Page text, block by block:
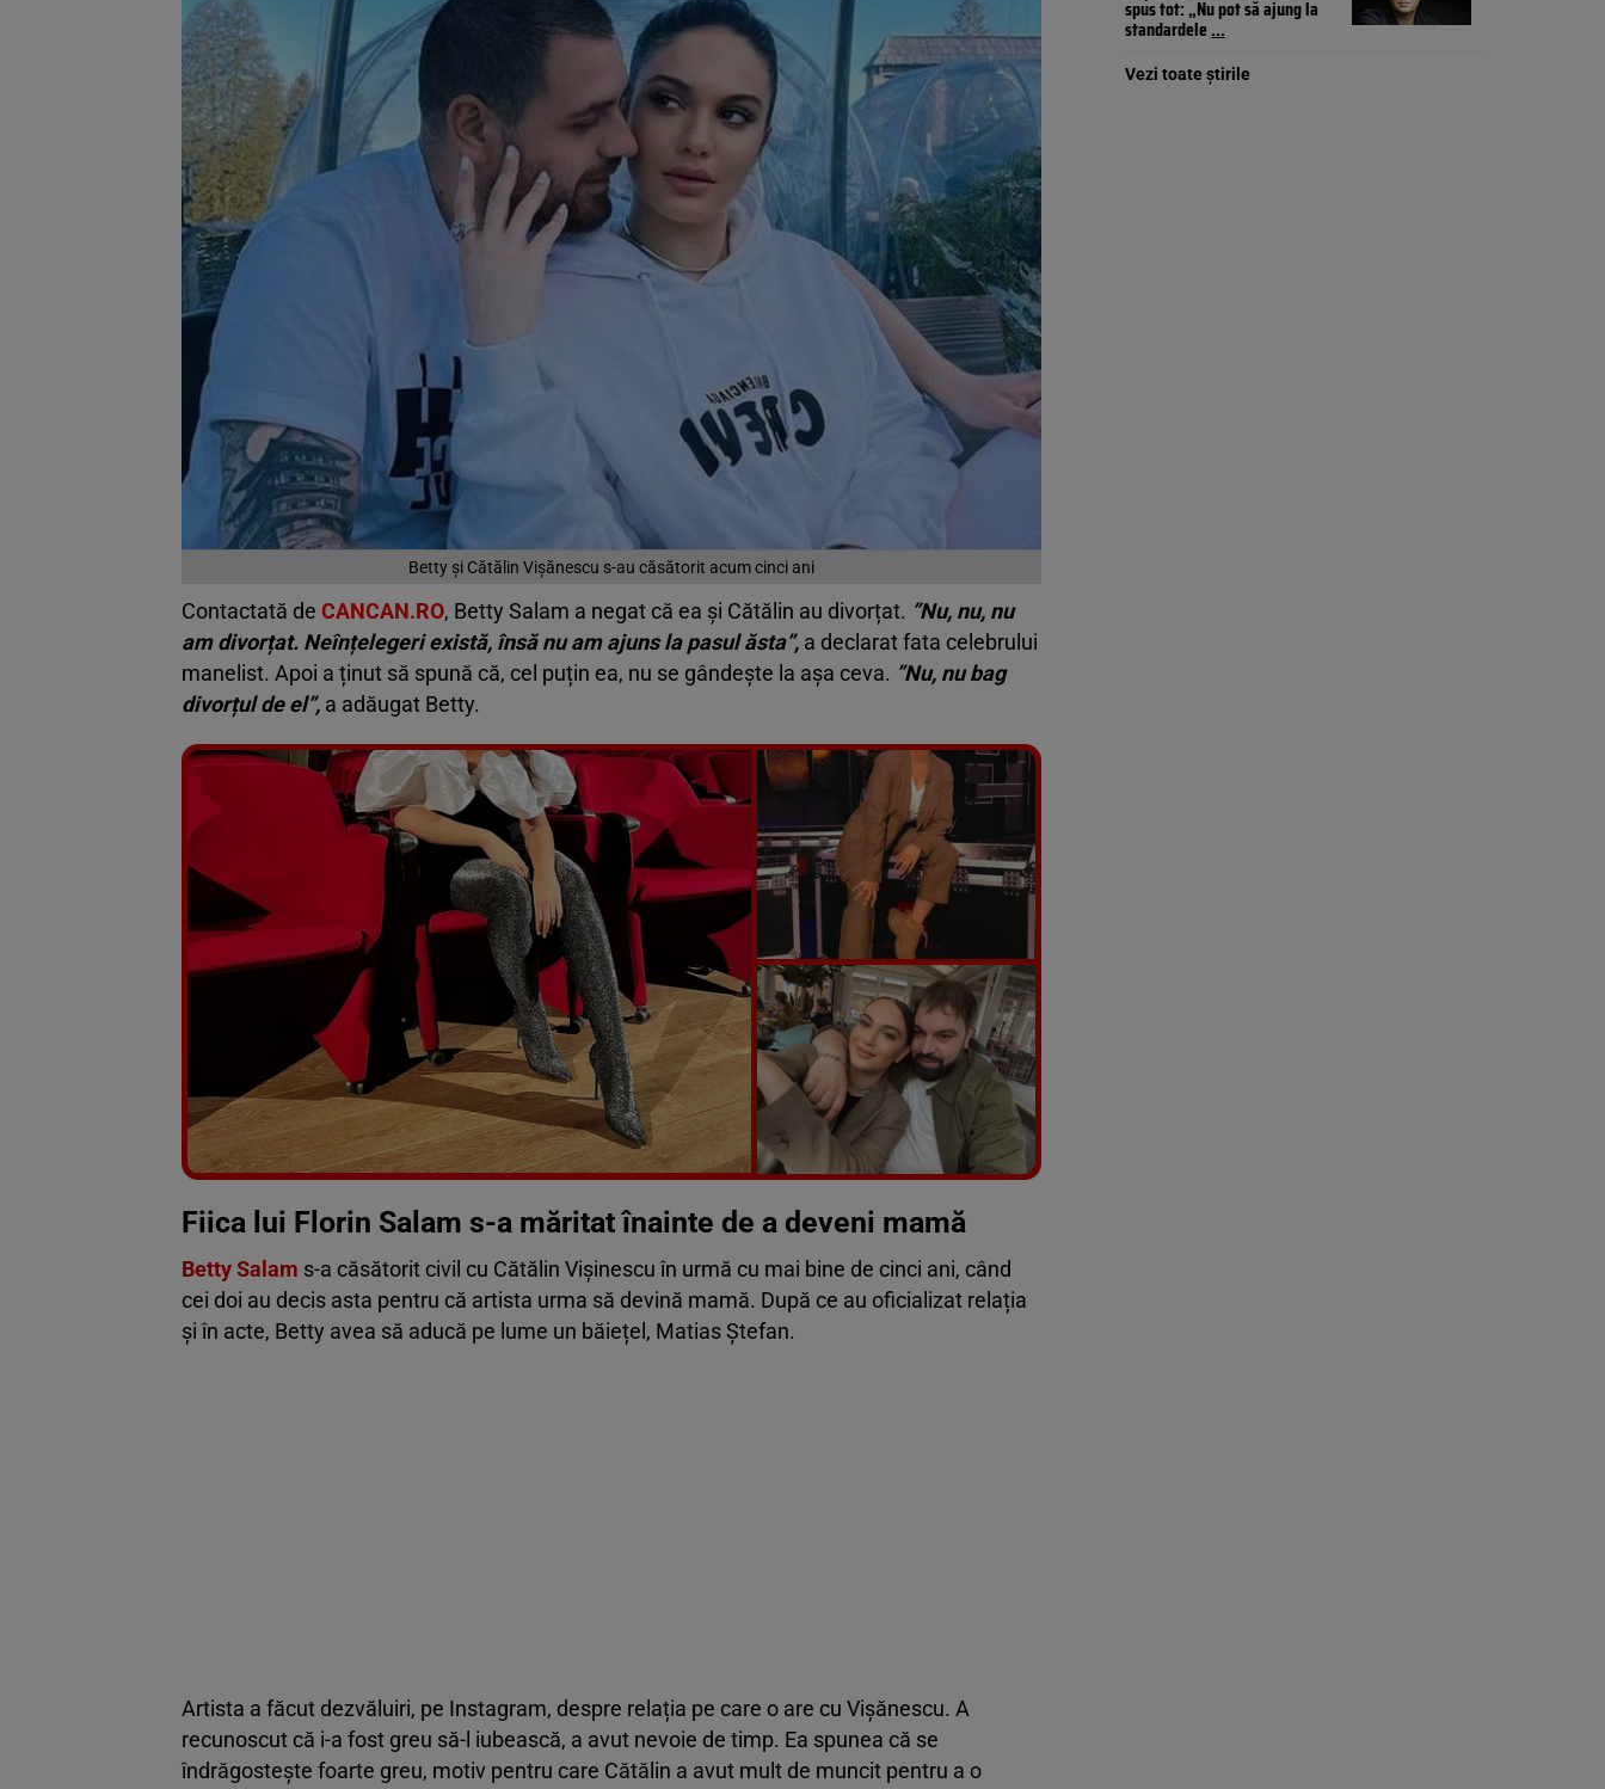
Betty și Cătălin Vișănescu s-au căsătorit acum cinci ani
Contactată de CANCAN.RO, Betty Salam a negat că ea și Cătălin au divorțat. ”Nu, nu, nu
am divorțat. Neînțelegeri există, însă nu am ajuns la pasul ăsta”, a declarat fata celebrului
manelist. Apoi a ținut să spună că, cel puțin ea, nu se gândește la așa ceva. ”Nu, nu bag
divorțul de el”, a adăugat Betty.
Vezi galeria foto
6 poze
Fiica lui Florin Salam s-a măritat înainte de a deveni mamă
Betty Salam s-a căsătorit civil cu Cătălin Vișinescu în urmă cu mai bine de cinci ani, când
cei doi au decis asta pentru că artista urma să devină mamă. După ce au oficializat relația
și în acte, Betty avea să aducă pe lume un băiețel, Matias Ștefan.
Artista a făcut dezvăluiri, pe Instagram, despre relația pe care o are cu Vișănescu. A
recunoscut că i-a fost greu să-l iubească, a avut nevoie de timp. Ea spunea că se
îndrăgostește foarte greu, motiv pentru care Cătălin a avut mult de muncit pentru a o
spus tot: „Nu pot să ajung la
standardele...
Vezi toate știrile